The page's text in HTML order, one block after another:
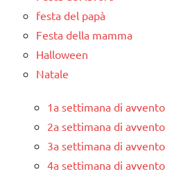
festa del papà
Festa della mamma
Halloween
Natale
1a settimana di avvento
2a settimana di avvento
3a settimana di avvento
4a settimana di avvento